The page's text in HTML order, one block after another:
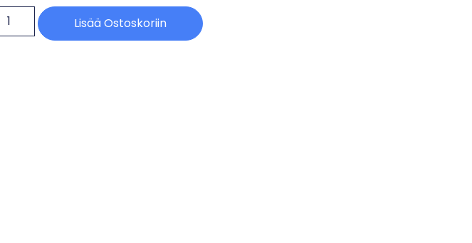
Lisää Ostoskoriin